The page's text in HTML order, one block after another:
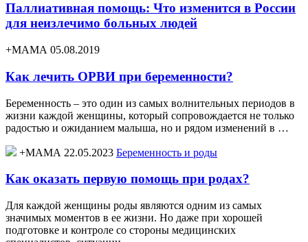
Паллиативная помощь: Что изменится в России
для неизлечимо больных людей
+МАМА 05.08.2019
Как лечить ОРВИ при беременности?
Беременность – это один из самых волнительных периодов в
жизни каждой женщины, который сопровождается не только
радостью и ожиданием малыша, но и рядом изменений в …
+МАМА 22.05.2023 Беременность и роды
Как оказать первую помощь при родах?
Для каждой женщины роды являются одним из самых
значимых моментов в ее жизни. Но даже при хорошей
подготовке и контроле со стороны медицинских